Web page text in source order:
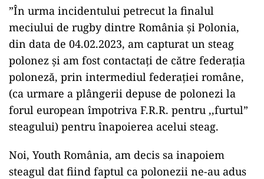
”În urma incidentului petrecut la finalul
meciului de rugby dintre România și Polonia,
din data de 04.02.2023, am capturat un steag
polonez și am fost contactați de către federația
poloneză, prin intermediul federației române,
(ca urmare a plângerii depuse de polonezi la
forul european împotriva F.R.R. pentru ,,furtul”
steagului) pentru înapoierea acelui steag.
Noi, Youth România, am decis sa inapoiem
steagul dat fiind faptul ca polonezii ne-au adus